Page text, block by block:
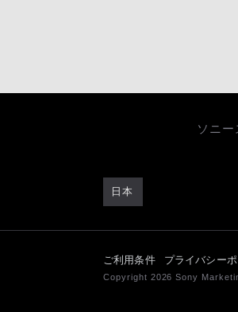
ソニ
日本
ご利用条件 プライバシー
Copyright 2026 Sony